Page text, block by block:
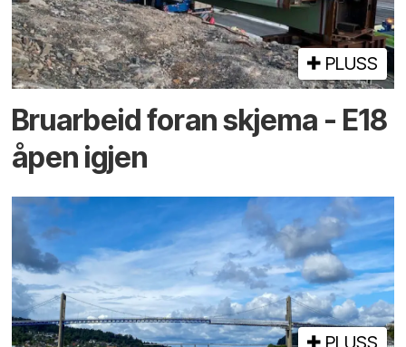
PLUSS
Bruarbeid foran skjema - E18
åpen igjen